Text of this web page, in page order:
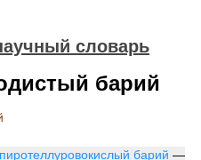
словарь
барий
барий —